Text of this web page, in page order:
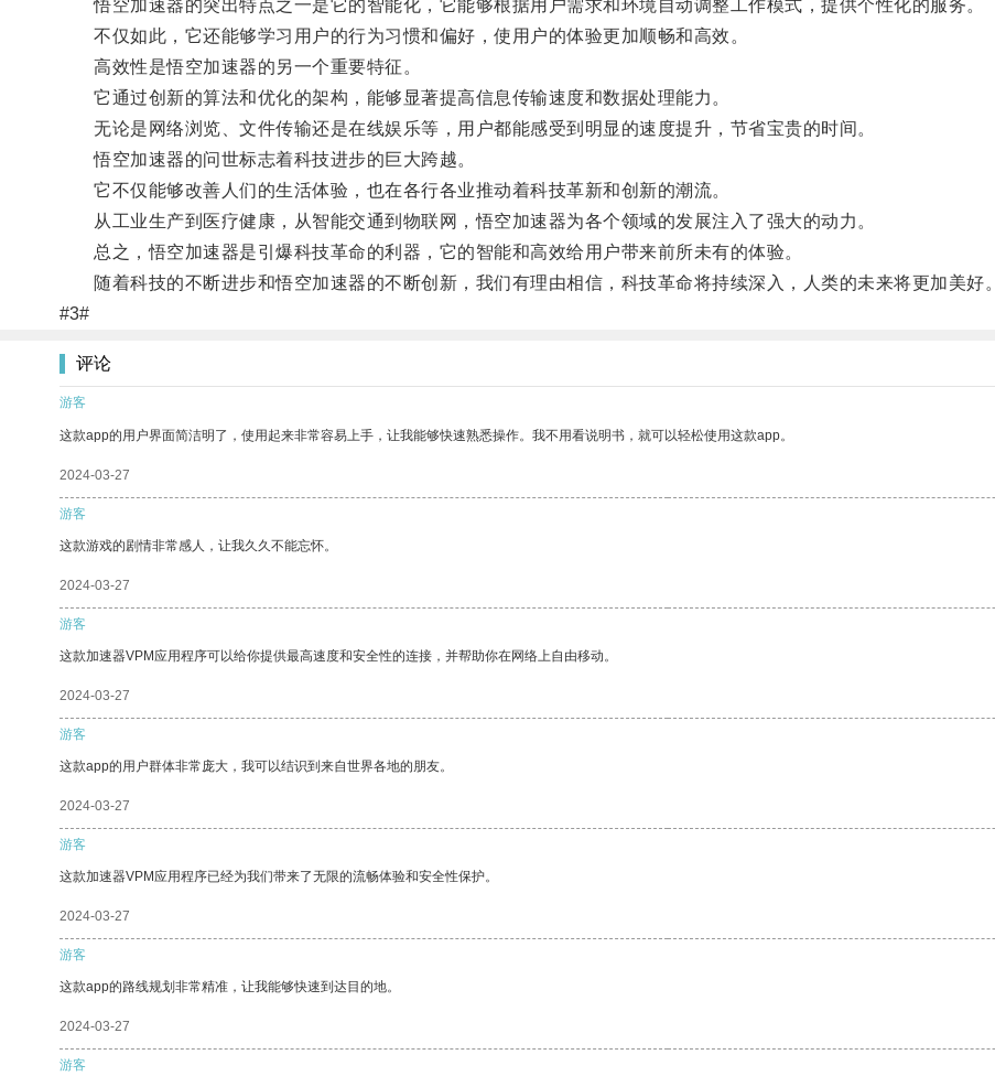
悟空加速器的突出特点之一是它的智能化，它能够根据用户需求和环境自动调整工作模式，提供个性化的服务。
不仅如此，它还能够学习用户的行为习惯和偏好，使用户的体验更加顺畅和高效。
高效性是悟空加速器的另一个重要特征。
它通过创新的算法和优化的架构，能够显著提高信息传输速度和数据处理能力。
无论是网络浏览、文件传输还是在线娱乐等，用户都能感受到明显的速度提升，节省宝贵的时间。
悟空加速器的问世标志着科技进步的巨大跨越。
它不仅能够改善人们的生活体验，也在各行各业推动着科技革新和创新的潮流。
从工业生产到医疗健康，从智能交通到物联网，悟空加速器为各个领域的发展注入了强大的动力。
总之，悟空加速器是引爆科技革命的利器，它的智能和高效给用户带来前所未有的体验。
随着科技的不断进步和悟空加速器的不断创新，我们有理由相信，科技革命将持续深入，人类的未来将更加美好。
#3#
评论
游客
这款app的用户界面简洁明了，使用起来非常容易上手，让我能够快速熟悉操作。我不用看说明书，就可以轻松使用这款app。
2024-03-27
游客
这款游戏的剧情非常感人，让我久久不能忘怀。
2024-03-27
游客
这款加速器VPM应用程序可以给你提供最高速度和安全性的连接，并帮助你在网络上自由移动。
2024-03-27
游客
这款app的用户群体非常庞大，我可以结识到来自世界各地的朋友。
2024-03-27
游客
这款加速器VPM应用程序已经为我们带来了无限的流畅体验和安全性保护。
2024-03-27
游客
这款app的路线规划非常精准，让我能够快速到达目的地。
2024-03-27
游客